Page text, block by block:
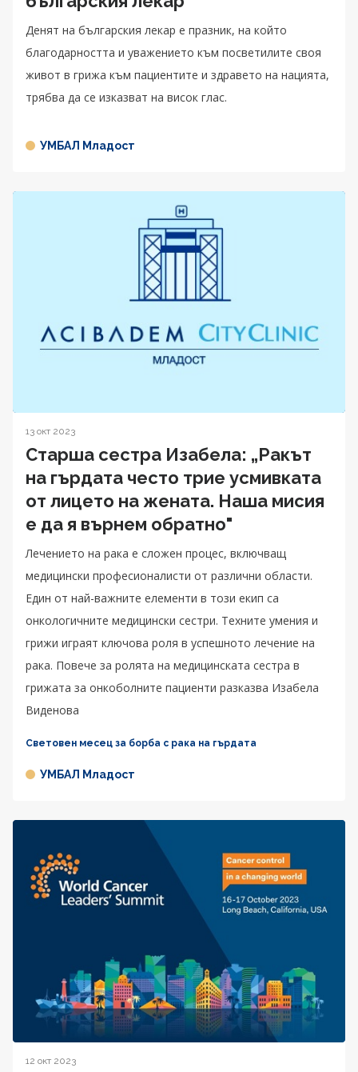
Денят на българския лекар е празник, на който
благодарността и уважението към посветилите своя
живот в грижа към пациентите и здравето на нацията,
трябва да се изказват на висок глас.
УМБАЛ Младост
13 окт 2023
Старша сестра Изабела: „Ракът
на гърдата често трие усмивката
от лицето на жената. Наша мисия
е да я върнем обратно"
Лечението на рака е сложен процес, включващ
медицински професионалисти от различни области.
Един от най-важните елементи в този екип са
онкологичните медицински сестри. Техните умения и
грижи играят ключова роля в успешното лечение на
рака. Повече за ролята на медицинската сестра в
грижата за онкоболните пациенти разказва Изабела
Виденова
Световен месец за борба с рака на гърдата
УМБАЛ Младост
12 окт 2023